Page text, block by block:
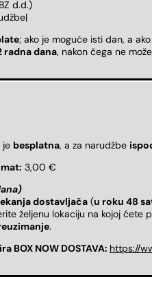
d.d.)
; ako je moguće isti dan, a
radna dana, nakon čega ne
je besplatna, a za narudžbe
3,00 €
dostavljača (u roku 48
željenu lokaciju na kojoj ćete
.
BOX NOW DOSTAVA: https://